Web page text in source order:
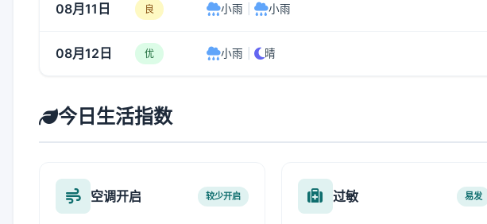
08月11日 良 小雨 小雨
08月12日 优 小雨 晴
今日生活指数
空调开启 较少开启 过敏 易发